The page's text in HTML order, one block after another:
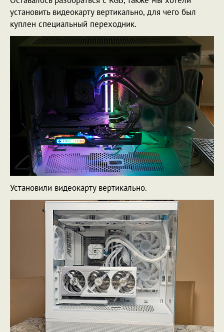
установить видеокарту вертикально, для чего был
куплен специальный переходник.
Установили видеокарту вертикально.